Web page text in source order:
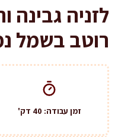
לזניה
רוטב בשמל
זמן עבודה: 40 דק'